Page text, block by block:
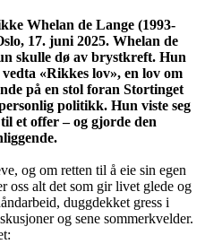
Whelan de Lange (1993-
17. juni 2025. Whelan de
skulle dø av brystkreft. Hun
«Rikkes lov», en lov om
på en stol foran Stortinget
politikk. Hun viste seg
et offer – og gjorde den
og om retten til å eie sin egen
oss alt det som gir livet glede og
duggdekket gress i
og sene sommerkvelder.